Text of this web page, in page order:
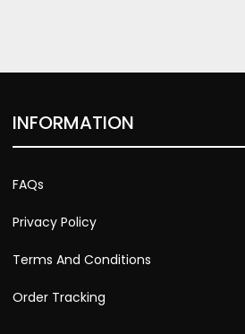
INFORMATION
FAQs
Privacy Policy
Terms And Conditions
Order Tracking